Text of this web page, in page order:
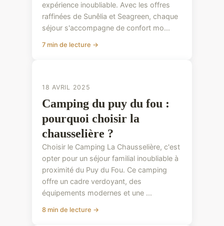
expérience inoubliable. Avec les offres
raffinées de Sunêlia et Seagreen, chaque
séjour s'accompagne de confort mo...
7 min de lecture →
18 AVRIL 2025
Camping du puy du fou :
pourquoi choisir la
chausselière ?
Choisir le Camping La Chausselière, c'est
opter pour un séjour familial inoubliable à
proximité du Puy du Fou. Ce camping
offre un cadre verdoyant, des
équipements modernes et une ...
8 min de lecture →